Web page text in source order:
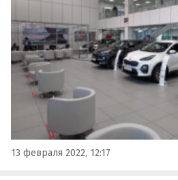
13 февраля 2022, 12:17